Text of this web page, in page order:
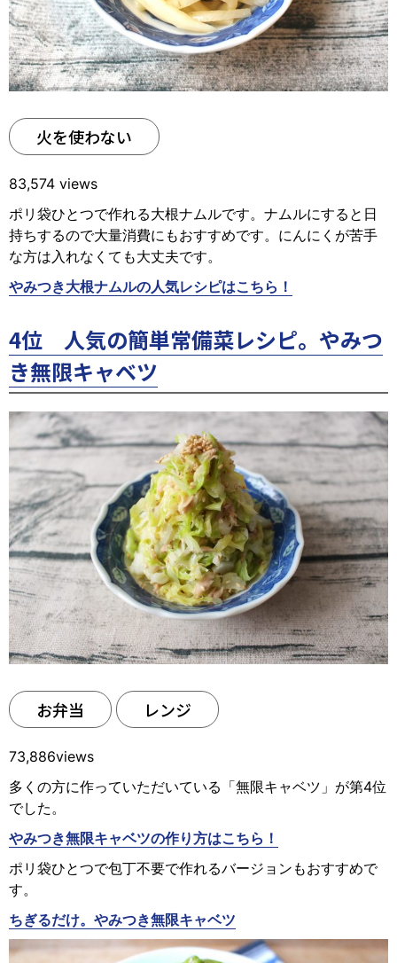
火を使わない
83,574 views
ポリ袋ひとつで作れる大根ナムルです。ナムルにすると日
持ちするので大量消費にもおすすめです。にんにくが苦手
な方は入れなくても大丈夫です。
やみつき大根ナムルの人気レシピはこちら！
4位 人気の簡単常備菜レシピ。やみつ
き無限キャベツ
お弁当 レンジ
73,886views
多くの方に作っていただいている「無限キャベツ」が第4位
でした。
やみつき無限キャベツの作り方はこちら！
ポリ袋ひとつで包丁不要で作れるバージョンもおすすめで
す。
ちぎるだけ。やみつき無限キャベツ